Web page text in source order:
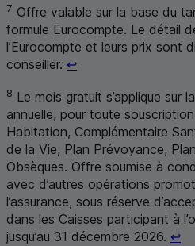
7 Offre valable sur la base du
formule Eurocompte. Le détail
l’Eurocompte et leurs prix sont
conseiller. ↩Retour au renvoi 7
8 Le mois gratuit s’applique sur
annuelle, pour toute
Habitation, Complémentaire
de la Vie, Plan Prévoyance,
Obsèques. Offre soumise à
avec d’autres opérations
l’assurance, sous réserve
dans les Caisses participant à
jusqu’au 31 décembre 2026. ↩